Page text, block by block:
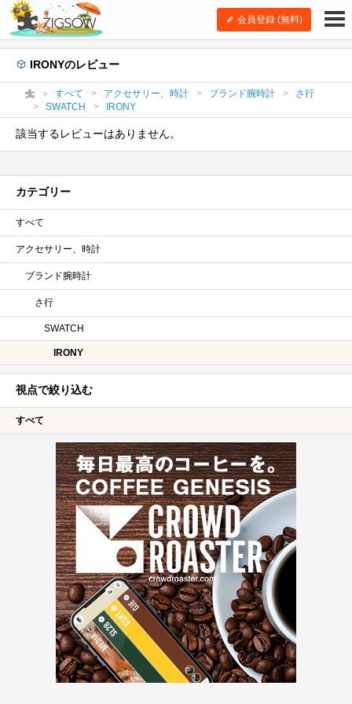
会員登録 (無料)
IRONYのレビュー
すべて アクセサリー、時計 ブランド腕時計
さ行
SWATCH
IRONY
該当するレビューはありません。
カテゴリー
すべて
アクセサリー、時計
ブランド腕時計
さ行
SWATCH
IRONY
視点で絞り込む
すべて